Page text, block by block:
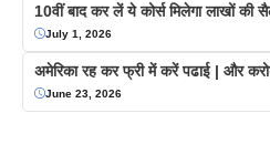
10वीं बाद कर लें ये कोर्स मिलेगा लाखों की
July 1, 2026
अमेरिका रह कर फ्री में करें पढाई | और
June 23, 2026